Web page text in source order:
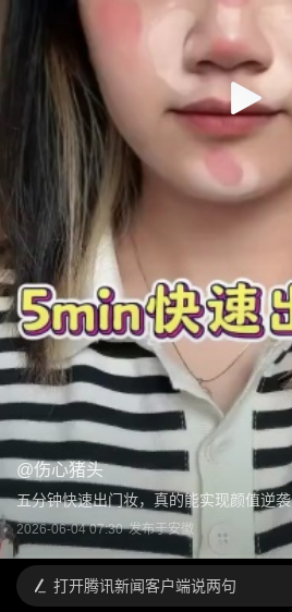
@伤心猪头
五分钟快速出门妆，真的能实现颜值逆袭
2026-06-04 07:30 发布于安徽
打开腾讯新闻客户端说两句